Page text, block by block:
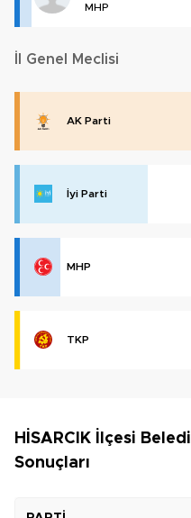
MHP
İl Genel Meclisi
AK Parti
İyi Parti
MHP
TKP
HİSARCIK İlçesi
Sonuçları